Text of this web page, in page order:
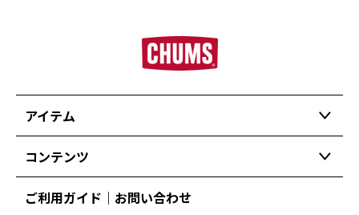
アイテム
コンテンツ
ご利用ガイド｜お問い合わせ